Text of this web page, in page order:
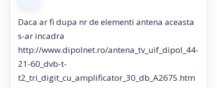
Daca ar fi dupa nr de elementi antena aceasta
s-ar incadra
http://www.dipolnet.ro/antena_tv_uif_dipol_44-
21-60_dvb-t-
t2_tri_digit_cu_amplificator_30_db_A2675.htm